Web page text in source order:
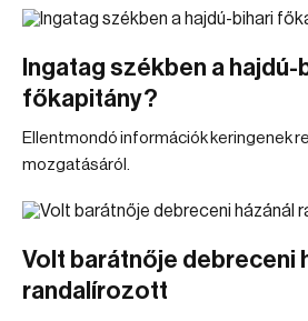
Ingatag székben a hajdú-
főkapitány?
Ellentmondó információk keringenek
mozgatásáról.
Volt barátnője debreceni
randalírozott